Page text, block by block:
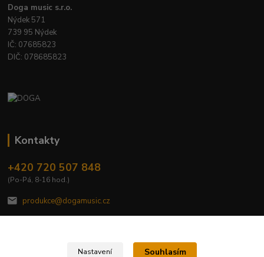
Doga music s.r.o.
Nýdek 571
739 95 Nýdek
IČ: 07685823
DIČ: 078685823
Kontakty
+420 720 507 848
(Po-Pá, 8-16 hod.)
produkce@dogamusic.cz
Nastavení Souhlasím